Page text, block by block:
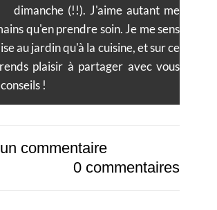
dimanche (!!). J'aime autant me
qu'en prendre soin. Je me sens
au jardin qu'à la cuisine, et sur ce
plaisir à partager avec vous
!
commentaire
0 commentaires